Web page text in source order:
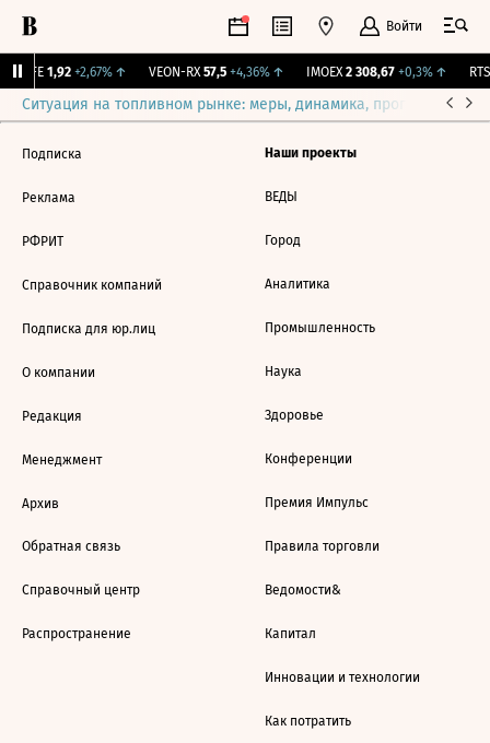
Войти
LIFE 1,92 +2,67%↑ VEON-RX 57,5 +4,36%↑ IMOEX 2 308,67 +0,3%↑ RTSI
Ситуация на топливном рынке: меры, динамика, прогнозы
Подписка
Реклама
РФРИТ
Справочник компаний
Подписка для юр.лиц
О компании
Редакция
Менеджмент
Архив
Обратная связь
Справочный центр
Распространение
Наши проекты
ВЕДЫ
Город
Аналитика
Промышленность
Наука
Здоровье
Конференции
Премия Импульс
Правила торговли
Ведомости&
Капитал
Инновации и технологии
Как потратить